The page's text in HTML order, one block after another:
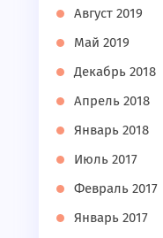
Август 2019
Май 2019
Декабрь 2018
Апрель 2018
Январь 2018
Июль 2017
Февраль 2017
Январь 2017